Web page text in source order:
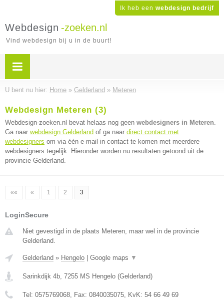
Ik heb een webdesign bedrijf
Webdesign -zoeken.nl
Vind webdesign bij u in de buurt!
U bent nu hier: Home » Gelderland » Meteren
Webdesign Meteren (3)
Webdesign-zoeken.nl bevat helaas nog geen webdesigners in Meteren.
Ga naar webdesign Gelderland of ga naar direct contact met
webdesigners om via één e-mail in contact te komen met meerdere
webdesigners tegelijk. Hieronder worden nu resultaten getoond uit de
provincie Gelderland.
«« « 1 2 3
LoginSecure
Niet gevestigd in de plaats Meteren, maar wel in de provincie
Gelderland.
Gelderland » Hengelo Google maps ▼
Sarinkdijk 4b, 7255 MS Hengelo (Gelderland)
Tel: 0575769068, Fax: 0840035075, KvK: 54 66 49 69